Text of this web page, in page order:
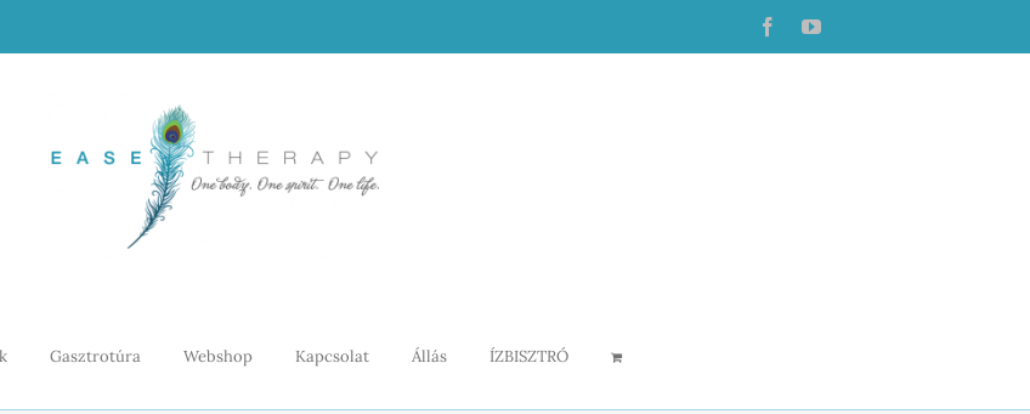
FacebookYouTube
Gasztrotúra Webshop Kapcsolat Állás ÍZBISZTRÓ